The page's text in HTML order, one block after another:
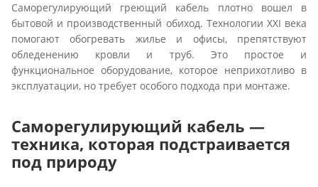
Саморегулирующий греющий кабель плотно вошел в
бытовой и производственный обиход. Технологии XXI века
помогают обогревать жилье и офисы, препятствуют
обледенению кровли и труб. Это простое и
функциональное оборудование, которое неприхотливо в
эксплуатации, но требует особого подхода при монтаже.
Саморегулирующий кабель —
техника, которая подстраивается
под природу